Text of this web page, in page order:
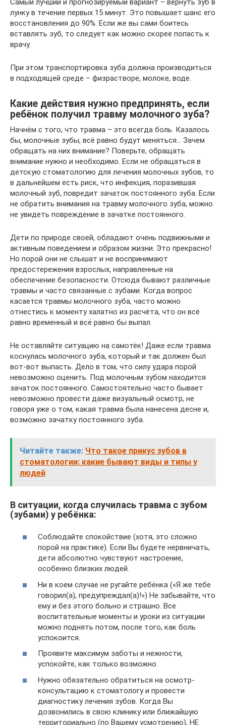
лунку в течение первых 15 минут. Это повышает шанс его
восстановления до 90%. Если же вы сами боитесь
вставлять зуб, то следует как можно скорее попасть к
врачу.
При этом транспортировка зуба должна производиться
в подходящей среде – физрастворе, молоке, воде.
Какие действия нужно предпринять, если
ребёнок получил травму молочного зуба?
Начнём с того, что травма – это всегда боль. Казалось
бы, молочные зубы, всё равно будут меняться… Зачем
обращать на них внимание? Поверьте, обращать
внимание нужно и необходимо. Если не обращаться в
детскую стоматологию для лечения молочных зубов, то
в дальнейшем есть риск, что инфекция, поразившая
молочный зуб, повредит зачаток постоянного зуба. Если
не обратить внимания на травму молочного зуба, можно
не увидеть повреждение в зачатке постоянного.
Дети по природе своей, обладают очень подвижными и
активным поведением и образом жизни. Это прекрасно!
Но порой они не слышат и не воспринимают
предостережения взрослых, направленные на
обеспечение безопасности. Отсюда бывают различные
травмы и часто связанные с зубами. Когда вопрос
касается травмы молочного зуба, часто можно
отнестись к моменту халатно из расчёта, что он всё
равно временный и всё равно бы выпал.
Не оставляйте ситуацию на самотёк! Даже если травма
коснулась молочного зуба, который и так должен был
вот-вот выпасть. Дело в том, что силу удара порой
невозможно оценить. Под молочным зубом находится
зачаток постоянного. Самостоятельно часто бывает
невозможно провести даже визуальный осмотр, не
говоря уже о том, какая травма была нанесена десне и,
возможно зачатку постоянного зуба.
Читайте также: Что такое прикус зубов в
стоматологии: какие бывают виды и типы у
людей
В ситуации, когда случилась травма с зубом
(зубами) у ребёнка:
Соблюдайте спокойствие (хотя, это сложно
порой на практике). Если Вы будете нервничать,
дети абсолютно чувствуют настроение,
особенно близких людей.
Ни в коем случае не ругайте ребёнка («Я же тебе
говорил(а), предупреждал(а)!») Не забывайте, что
ему и без этого больно и страшно. Все
воспитательные моменты и уроки из ситуации
можно поднять потом, после того, как боль
успокоится.
Проявите максимум заботы и нежности,
успокойте, как только возможно.
Нужно обязательно обратиться на осмотр-
консультацию к стоматологу и провести
диагностику лечения зубов. Когда Вы
дозвонились в свою клинику или ближайшую
территориально (по Вашему усмотрению), НЕ